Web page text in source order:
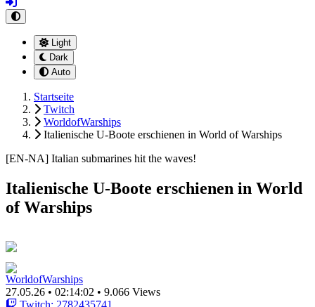
Light
Dark
Auto
Startseite
Twitch
WorldofWarships
Italienische U-Boote erschienen in World of Warships
[EN-NA] Italian submarines hit the waves!
Italienische U-Boote erschienen in World
of Warships
WorldofWarships
27.05.26 • 02:14:02 • 9.066 Views
Twitch: 2782435741